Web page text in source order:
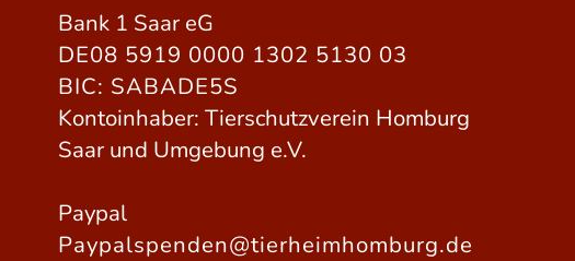
Bank 1 Saar eG
DE08 5919 0000 1302 5130 03
BIC: SABADE5S
Kontoinhaber: Tierschutzverein Homburg
Saar und Umgebung e.V.
Paypal
Paypalspenden@tierheimhomburg.de